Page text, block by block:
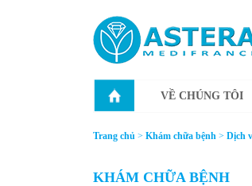
VỀ CHÚNG TÔI
Trang chủ > Khám chữa bệnh > Dịch
KHÁM CHỮA BỆNH